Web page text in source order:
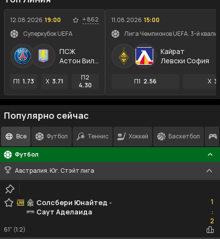
12.08.2026 19:00 +862
Суперкубок UEFA
ПСЖ
Астон Вилла
П1 1.73 X 3.71
П2
4.30
11.08.2026 15:00
Лига Чемпионов UEFA. 3-й
Кайрат
Левски София
П1 2.56 X
Популярно сейчас
Все Футбол Теннис Хоккей Баскетбол
Футбол
Австралия. Юг. Стэйт лига
Солсбери Юнайтeд -
Саут Аделаида
1
:2
2
61" (1:2)